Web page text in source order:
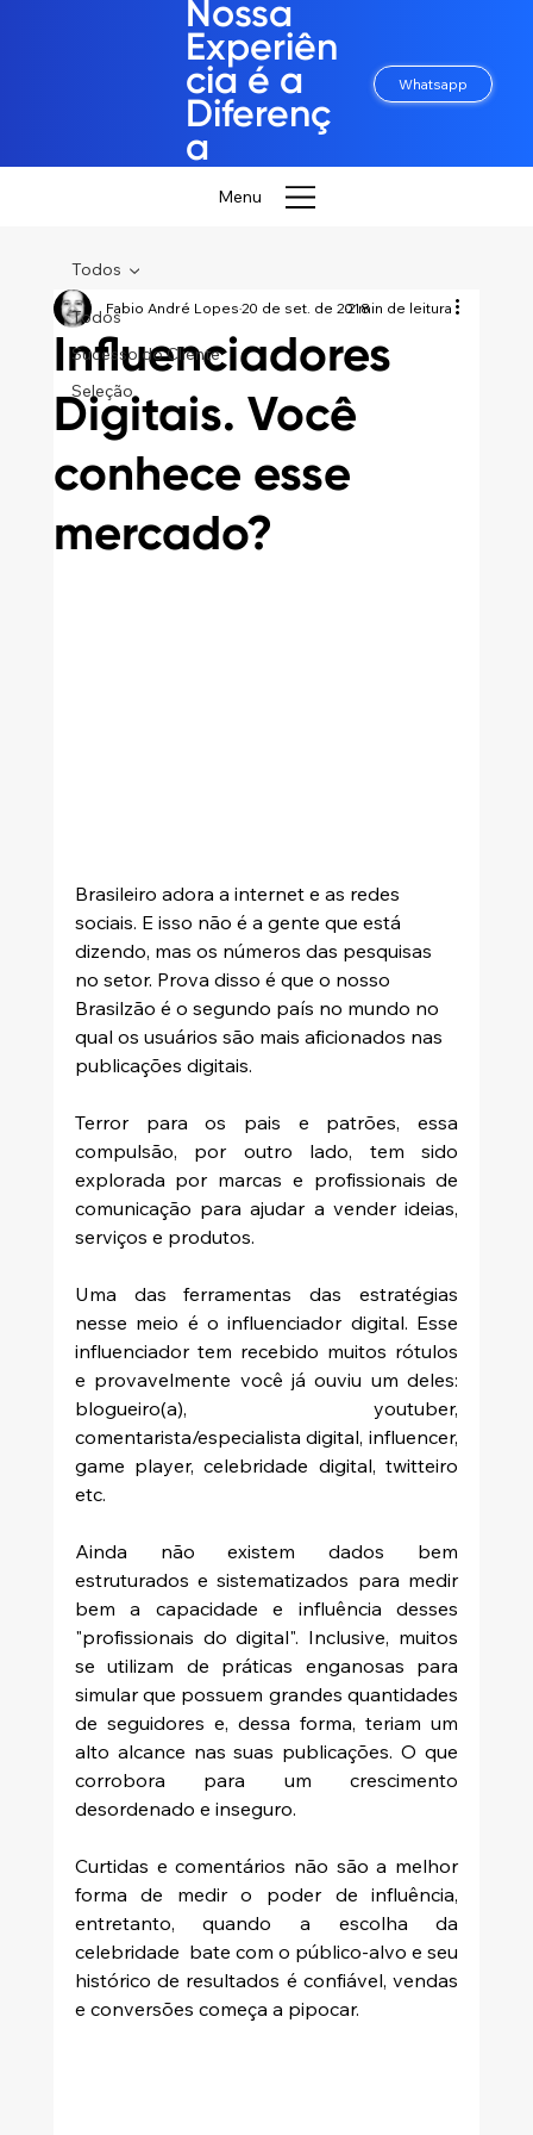
Menu
Nossa
Experiên
cia é a
Diferenç
a
Whatsapp
Todos
Sucesso do Cliente
Seleção
Todos
Influenciadores
Digitais. Você
conhece esse
mercado?
Fabio André Lopes20 de set. de 20182 min de leitura
Brasileiro adora a internet e as redes
sociais. E isso não é a gente que está
dizendo, mas os números das pesquisas
no setor. Prova disso é que o nosso
Brasilzão é o segundo país no mundo no
qual os usuários são mais aficionados nas
publicações digitais.
Terror para os pais e patrões, essa
compulsão, por outro lado, tem sido
explorada por marcas e profissionais de
comunicação para ajudar a vender ideias,
serviços e produtos.
Uma das ferramentas das estratégias
nesse meio é o influenciador digital. Esse
influenciador tem recebido muitos rótulos
e provavelmente você já ouviu um deles:
blogueiro(a), youtuber,
comentarista/especialista digital, influencer,
game player, celebridade digital, twitteiro
etc.
Ainda não existem dados bem
estruturados e sistematizados para medir
bem a capacidade e influência desses
"profissionais do digital". Inclusive, muitos
se utilizam de práticas enganosas para
simular que possuem grandes quantidades
de seguidores e, dessa forma, teriam um
alto alcance nas suas publicações. O que
corrobora para um crescimento
desordenado e inseguro.
Curtidas e comentários não são a melhor
forma de medir o poder de influência,
entretanto, quando a escolha da
celebridade  bate com o público-alvo e seu
histórico de resultados é confiável, vendas
e conversões começa a pipocar.